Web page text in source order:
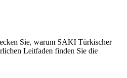
Sie, warum SAKI Türkischer
Leitfaden finden Sie die